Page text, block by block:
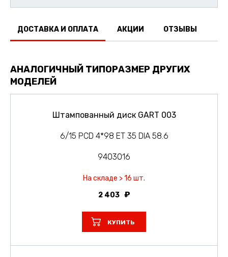
ДОСТАВКА И ОПЛАТА АКЦИИ ОТЗЫВЫ
АНАЛОГИЧНЫЙ ТИПОРАЗМЕР ДРУГИХ
МОДЕЛЕЙ
Штампованный диск GART 003
6/15 PCD 4*98 ET 35 DIA 58.6
9403016
На складе > 16 шт.
2 403
КУПИТЬ